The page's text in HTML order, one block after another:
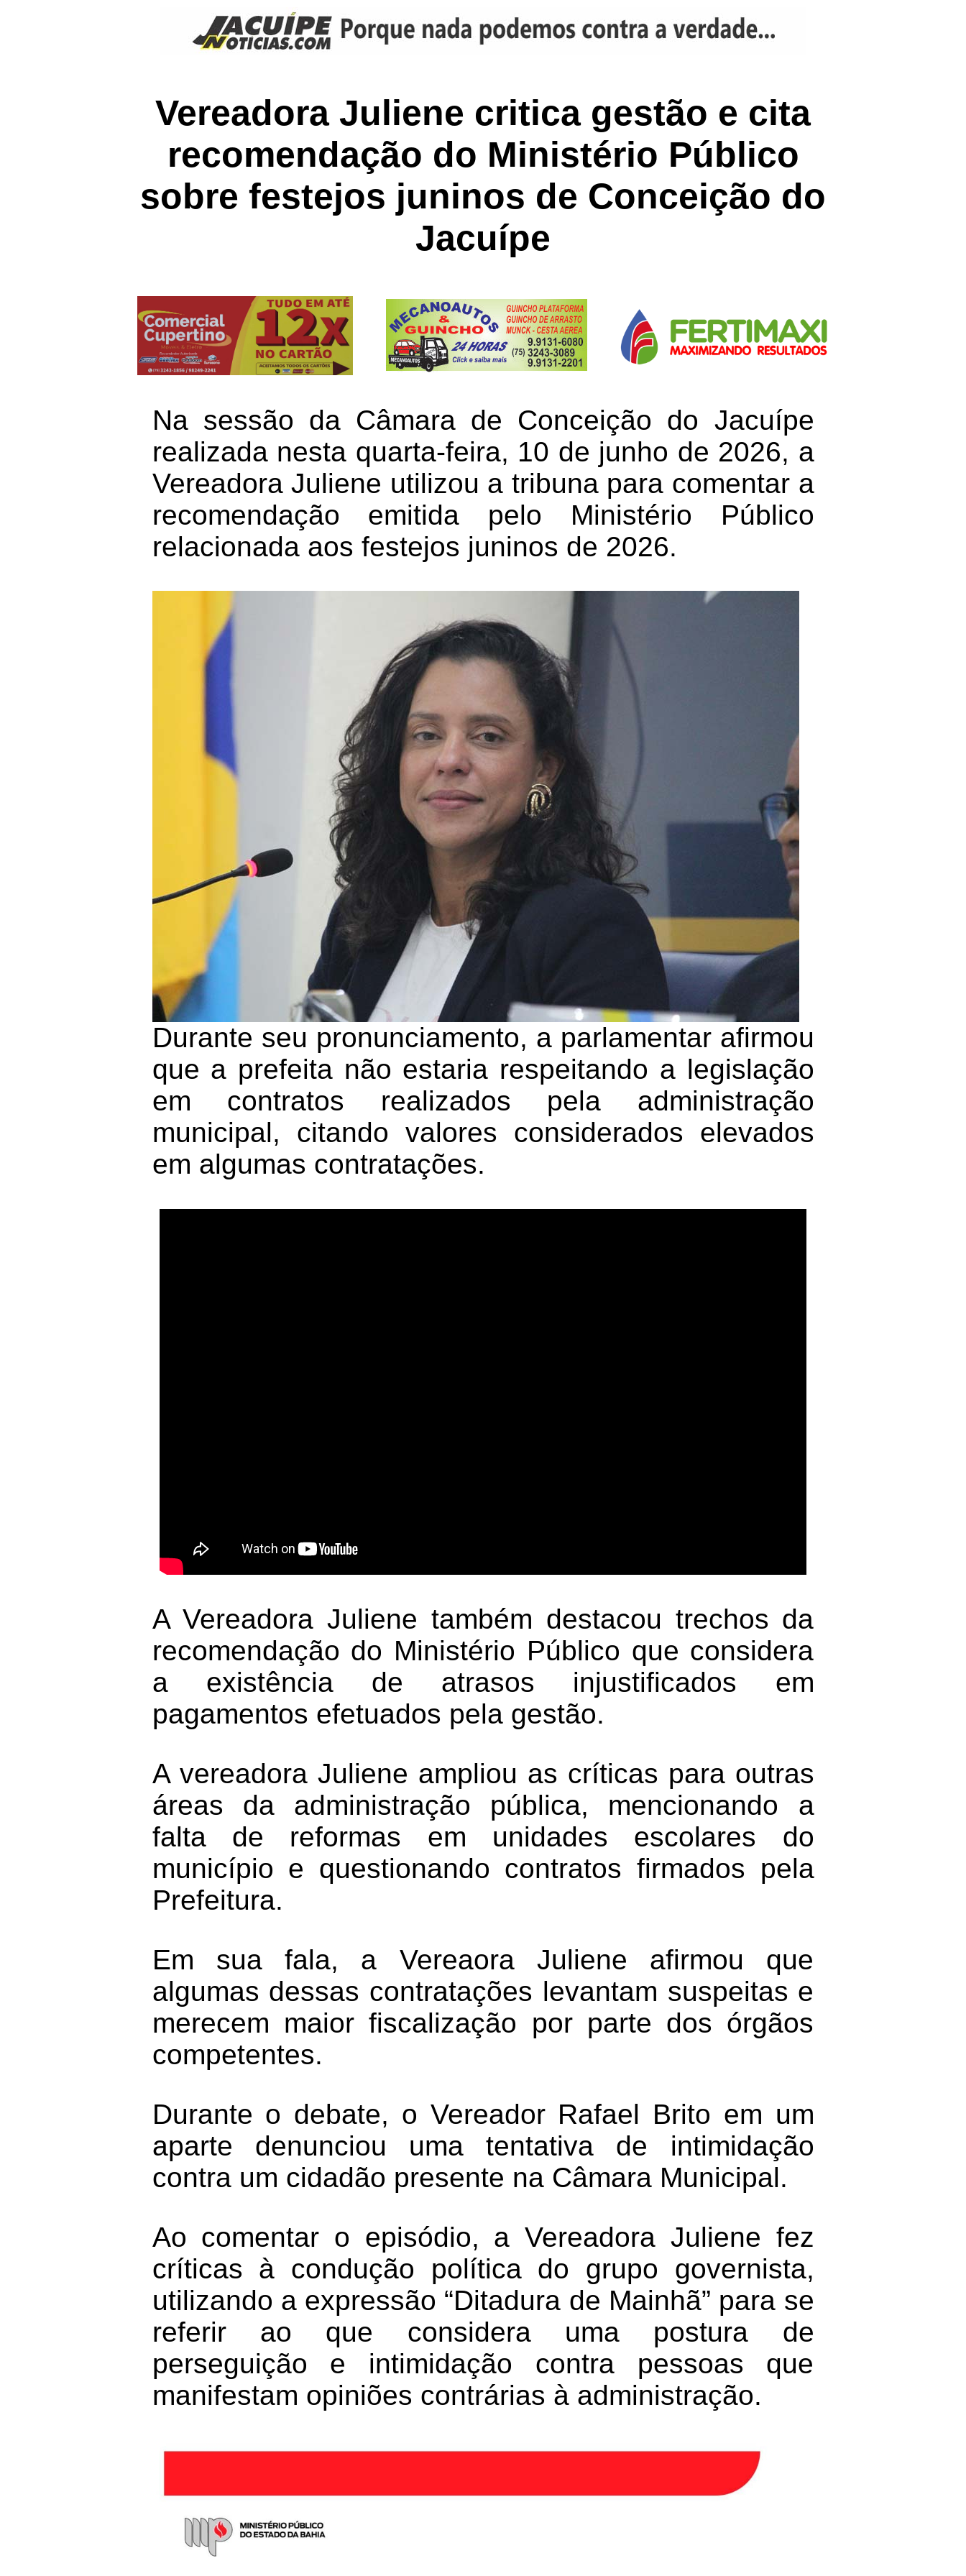
Vereadora Juliene critica gestão e cita
recomendação do Ministério Público
sobre festejos juninos de Conceição do
Jacuípe
Na sessão da Câmara de Conceição do Jacuípe
realizada nesta quarta-feira, 10 de junho de 2026, a
Vereadora Juliene utilizou a tribuna para comentar a
recomendação emitida pelo Ministério Público
relacionada aos festejos juninos de 2026.
Durante seu pronunciamento, a parlamentar afirmou
que a prefeita não estaria respeitando a legislação
em contratos realizados pela administração
municipal, citando valores considerados elevados
em algumas contratações.
A Vereadora Juliene também destacou trechos da
recomendação do Ministério Público que considera
a existência de atrasos injustificados em
pagamentos efetuados pela gestão.
A vereadora Juliene ampliou as críticas para outras
áreas da administração pública, mencionando a
falta de reformas em unidades escolares do
município e questionando contratos firmados pela
Prefeitura.
Em sua fala, a Vereaora Juliene afirmou que
algumas dessas contratações levantam suspeitas e
merecem maior fiscalização por parte dos órgãos
competentes.
Durante o debate, o Vereador Rafael Brito em um
aparte denunciou uma tentativa de intimidação
contra um cidadão presente na Câmara Municipal.
Ao comentar o episódio, a Vereadora Juliene fez
críticas à condução política do grupo governista,
utilizando a expressão “Ditadura de Mainhã” para se
referir ao que considera uma postura de
perseguição e intimidação contra pessoas que
manifestam opiniões contrárias à administração.